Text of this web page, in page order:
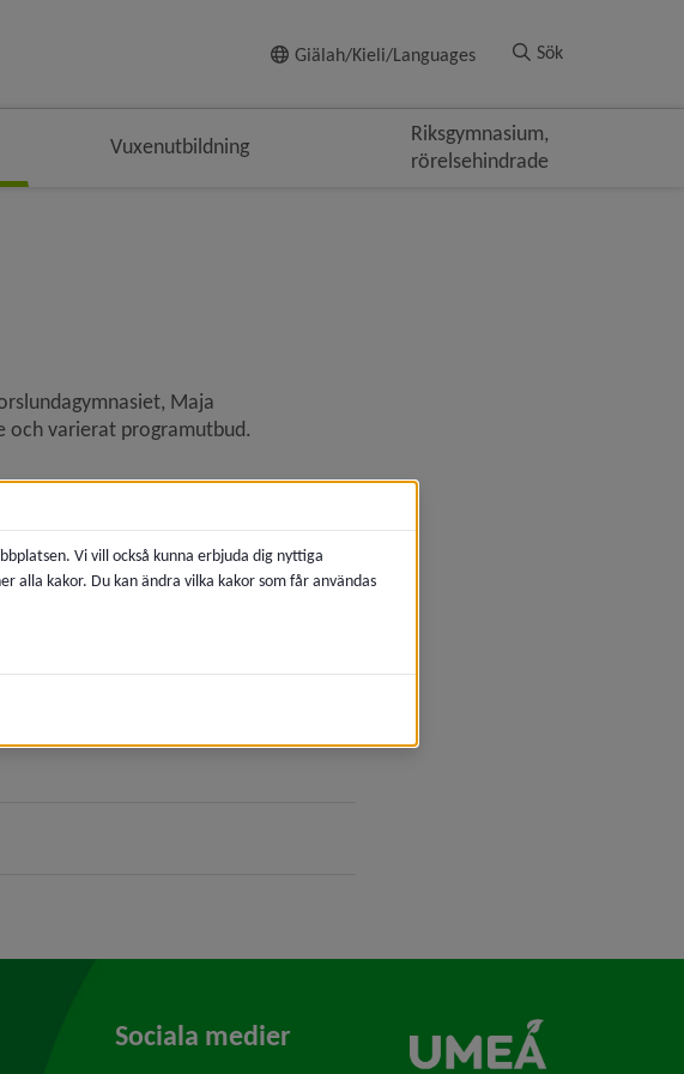
Giälah/Kieli/Languages Sök
Vuxenutbildning
Riksgymnasium,
rörelsehindrade
Maja
och varierat programutbud.
Sociala medier
Vi vill också kunna erbjuda dig nyttiga
alla kakor. Du kan ändra vilka kakor som får användas